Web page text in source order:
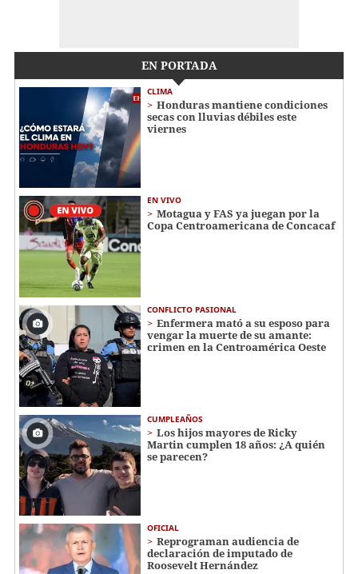
EN PORTADA
CLIMA
Honduras mantiene condiciones
secas con lluvias débiles este
viernes
EN VIVO
Motagua y FAS ya juegan por la
Copa Centroamericana de Concacaf
CONFLICTO PASIONAL
Enfermera mató a su esposo para
vengar la muerte de su amante:
crimen en la Centroamérica Oeste
CUMPLEAÑOS
Los hijos mayores de Ricky
Martin cumplen 18 años: ¿A quién
se parecen?
OFICIAL
Reprograman audiencia de
declaración de imputado de
Roosevelt Hernández